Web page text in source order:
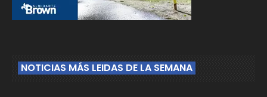
NOTICIAS MÁS LEIDAS DE LA SEMANA